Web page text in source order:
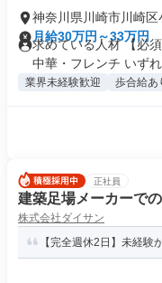
神奈川県川崎市川崎区
月給30万円～33万円
求めている人材 【必
中華・フレンチ いずれ
業界未経験歓迎 歩合給あ
正社員
建築足場メーカーで
株式会社ダイサン
【完全週休2日】未経験